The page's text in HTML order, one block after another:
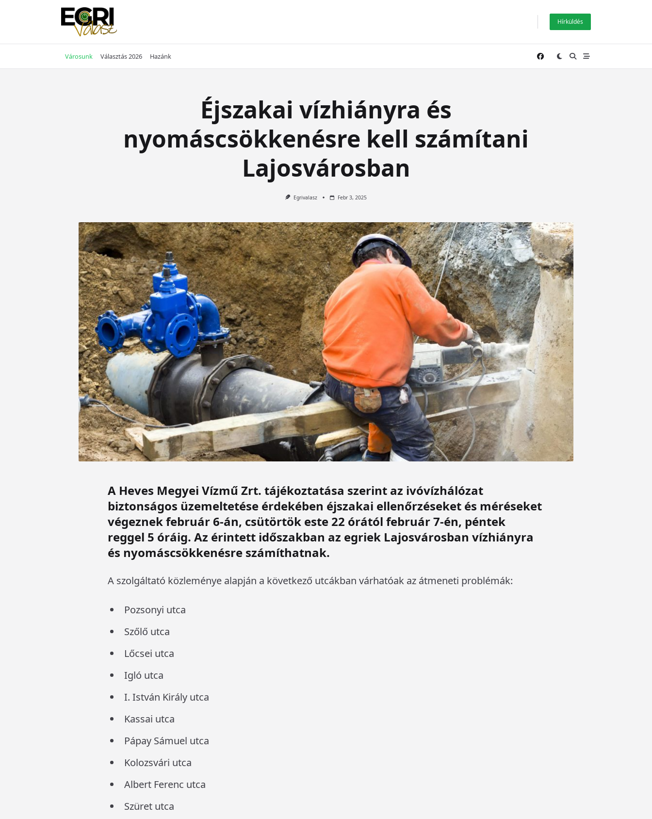
Hírküldés
Városunk Választás 2026 Hazánk
Éjszakai vízhiányra és
nyomáscsökkenésre kell számítani
Lajosvárosban
Egrivalasz Febr 3, 2025
A Heves Megyei Vízmű Zrt. tájékoztatása szerint az ivóvízhálózat
biztonságos üzemeltetése érdekében éjszakai ellenőrzéseket és méréseket
végeznek február 6-án, csütörtök este 22 órától február 7-én, péntek
reggel 5 óráig. Az érintett időszakban az egriek Lajosvárosban vízhiányra
és nyomáscsökkenésre számíthatnak.
A szolgáltató közleménye alapján a következő utcákban várhatóak az átmeneti problémák:
Pozsonyi utca
Szőlő utca
Lőcsei utca
Igló utca
I. István Király utca
Kassai utca
Pápay Sámuel utca
Kolozsvári utca
Albert Ferenc utca
Szüret utca